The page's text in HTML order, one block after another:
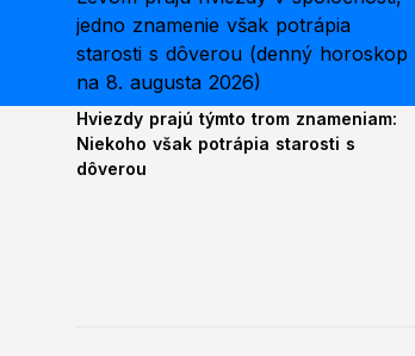
Hviezdy prajú týmto trom znameniam:
Niekoho však potrápia starosti s
dôverou